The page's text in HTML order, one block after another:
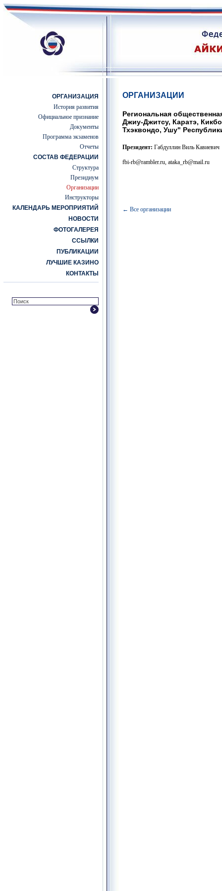
ОРГАНИЗАЦИЯ
История развития
Официальное признание
Документы
Программа экзаменов
Отчеты
СОСТАВ ФЕДЕРАЦИИ
Структура
Президиум
Организации
Инструкторы
КАЛЕНДАРЬ МЕРОПРИЯТИЙ
НОВОСТИ
ФОТОГАЛЕРЕЯ
ССЫЛКИ
ПУБЛИКАЦИИ
ЛУЧШИЕ КАЗИНО
КОНТАКТЫ
ОРГАНИЗАЦИИ
Региональная
Джиу-Джитсу, Каратэ,
Тхэквондо, Ушу"
Президент: Габдуллин Виль Кавиевич
fbi-rb@rambler.ru, ataka_rb@mail.ru
← Все организации